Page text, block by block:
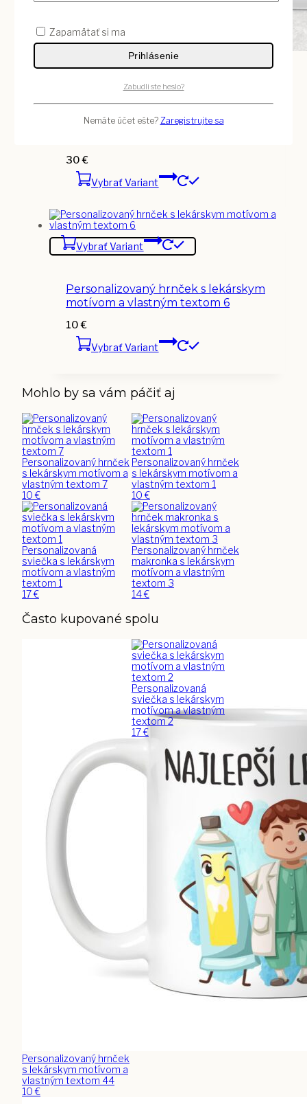
Vybrať Variant
bambusovým viečkom pre
30€
Vybrať Variant
Vybrať Variant
Personalizovaný hrnček s lekárskym
motívom a vlastným textom 6
10€
Vybrať Variant
Mohlo by sa vám páčiť aj
Personalizovaný hrnček
s lekárskym motívom a
vlastným textom 7
10€
Personalizovaný hrnček
s lekárskym motívom a
vlastným textom 1
10€
Personalizovaná
sviečka s lekárskym
motívom a vlastným
textom 1
17€
Personalizovaný hrnček
makronka s lekárskym
motívom a vlastným
textom 3
14€
Často kupované spolu
Personalizovaný hrnček
s lekárskym motívom a
vlastným textom 44
10€
Personalizovaná
sviečka s lekárskym
motívom a vlastným
textom 2
17€
Zapamätať si ma
Prihlásenie
Zabudli ste heslo?
Nemáte účet ešte? Zaregistrujte sa